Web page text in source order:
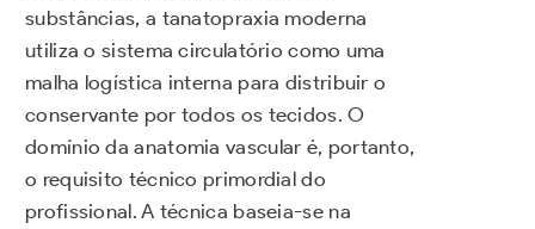
substâncias, a tanatopraxia moderna
utiliza o sistema circulatório como uma
malha logística interna para distribuir o
conservante por todos os tecidos. O
domínio da anatomia vascular é, portanto,
o requisito técnico primordial do
profissional. A técnica baseia-se na